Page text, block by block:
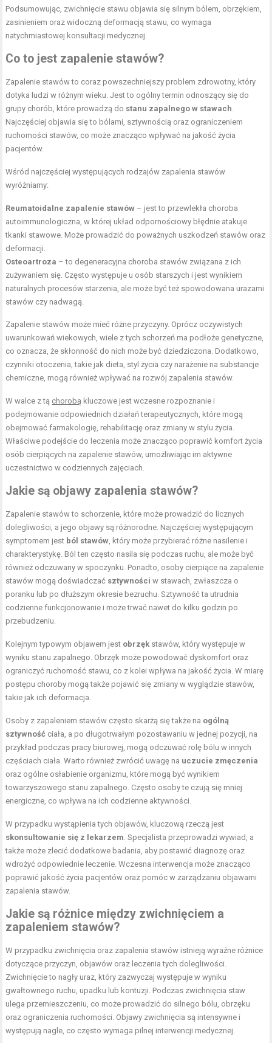
Podsumowując, zwichnięcie stawu objawia się silnym bólem, obrzękiem,
zasinieniem oraz widoczną deformacją stawu, co wymaga
natychmiastowej konsultacji medycznej.
Co to jest zapalenie stawów?
Zapalenie stawów to coraz powszechniejszy problem zdrowotny, który
dotyka ludzi w różnym wieku. Jest to ogólny termin odnoszący się do
grupy chorób, które prowadzą do stanu zapalnego w stawach.
Najczęściej objawia się to bólami, sztywnością oraz ograniczeniem
ruchomości stawów, co może znacząco wpływać na jakość życia
pacjentów.
Wśród najczęściej występujących rodzajów zapalenia stawów
wyróżniamy:
Reumatoidalne zapalenie stawów – jest to przewlekła choroba
autoimmunologiczna, w której układ odpornościowy błędnie atakuje
tkanki stawowe. Może prowadzić do poważnych uszkodzeń stawów oraz
deformacji.
Osteoartroza – to degeneracyjna choroba stawów związana z ich
zużywaniem się. Często występuje u osób starszych i jest wynikiem
naturalnych procesów starzenia, ale może być też spowodowana urazami
stawów czy nadwagą.
Zapalenie stawów może mieć różne przyczyny. Oprócz oczywistych
uwarunkowań wiekowych, wiele z tych schorzeń ma podłoże genetyczne,
co oznacza, że skłonność do nich może być dziedziczona. Dodatkowo,
czynniki otoczenia, takie jak dieta, styl życia czy narażenie na substancje
chemiczne, mogą również wpływać na rozwój zapalenia stawów.
W walce z tą chorobą kluczowe jest wczesne rozpoznanie i
podejmowanie odpowiednich działań terapeutycznych, które mogą
obejmować farmakologię, rehabilitację oraz zmiany w stylu życia.
Właściwe podejście do leczenia może znacząco poprawić komfort życia
osób cierpiących na zapalenie stawów, umożliwiając im aktywne
uczestnictwo w codziennych zajęciach.
Jakie są objawy zapalenia stawów?
Zapalenie stawów to schorzenie, które może prowadzić do licznych
dolegliwości, a jego objawy są różnorodne. Najczęściej występującym
symptomem jest ból stawów, który może przybierać różne nasilenie i
charakterystykę. Ból ten często nasila się podczas ruchu, ale może być
również odczuwany w spoczynku. Ponadto, osoby cierpiące na zapalenie
stawów mogą doświadczać sztywności w stawach, zwłaszcza o
poranku lub po dłuższym okresie bezruchu. Sztywność ta utrudnia
codzienne funkcjonowanie i może trwać nawet do kilku godzin po
przebudzeniu.
Kolejnym typowym objawem jest obrzęk stawów, który występuje w
wyniku stanu zapalnego. Obrzęk może powodować dyskomfort oraz
ograniczyć ruchomość stawu, co z kolei wpływa na jakość życia. W miarę
postępu choroby mogą także pojawić się zmiany w wyglądzie stawów,
takie jak ich deformacja.
Osoby z zapaleniem stawów często skarżą się także na ogólną
sztywność ciała, a po długotrwałym pozostawaniu w jednej pozycji, na
przykład podczas pracy biurowej, mogą odczuwać rolę bólu w innych
częściach ciała. Warto również zwrócić uwagę na uczucie zmęczenia
oraz ogólne osłabienie organizmu, które mogą być wynikiem
towarzyszowego stanu zapalnego. Często osoby te czują się mniej
energiczne, co wpływa na ich codzienne aktywności.
W przypadku wystąpienia tych objawów, kluczową rzeczą jest
skonsultowanie się z lekarzem. Specjalista przeprowadzi wywiad, a
także może zlecić dodatkowe badania, aby postawić diagnozę oraz
wdrożyć odpowiednie leczenie. Wczesna interwencja może znacząco
poprawić jakość życia pacjentów oraz pomóc w zarządzaniu objawami
zapalenia stawów.
Jakie są różnice między zwichnięciem a
zapaleniem stawów?
W przypadku zwichnięcia oraz zapalenia stawów istnieją wyraźne różnice
dotyczące przyczyn, objawów oraz leczenia tych dolegliwości.
Zwichnięcie to nagły uraz, który zazwyczaj występuje w wyniku
gwałtownego ruchu, upadku lub kontuzji. Podczas zwichnięcia staw
ulega przemieszczeniu, co może prowadzić do silnego bólu, obrzęku
oraz ograniczenia ruchomości. Objawy zwichnięcia są intensywne i
występują nagle, co często wymaga pilnej interwencji medycznej.